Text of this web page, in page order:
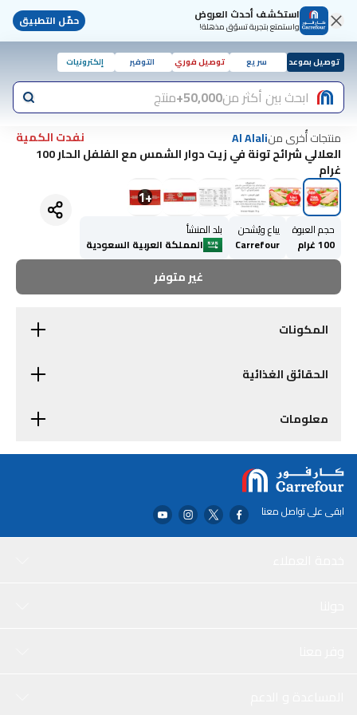
استكشف أحدث العروض
واستمتع بتجربة تسوّق مذهلة! حمّل التطبيق
توصيل بموعد سريع توصيل فوري التوفير إلكترونيات
ابحث بين أكثر من50,000+ منتج
منتجات أُخرى منAl Alali
نفدت الكمية
العلالي شرائح تونة في زيت دوار الشمس مع الفلفل الحار 100
غرام
+
1
حجم العبوة
100 غرام
يباع ويُشحن
Carrefour
بلد المنشأ
المملكة العربية السعودية
غير متوفر
المكونات
الحقائق الغذائية
معلومات
ابقى على تواصل معنا